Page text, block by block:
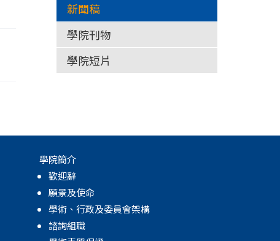
新聞稿
學院刊物
學院短片
學院簡介
歡迎辭
願景及使命
學術、行政及委員會架構
諮詢組職